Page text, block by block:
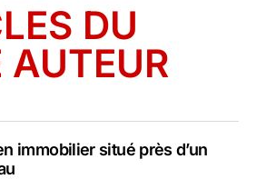
DU
AUTEUR
immobilier situé près d’un